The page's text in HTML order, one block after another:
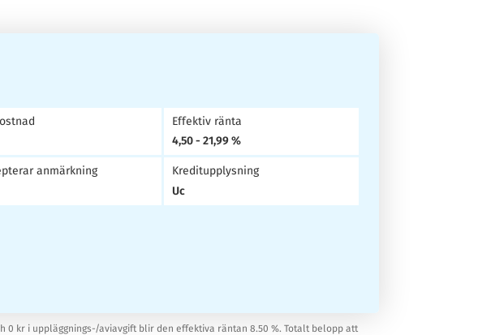
Effektiv ränta
4,50 - 21,99 %
anmärkning
Kreditupplysning
Uc
0 kr i uppläggnings-/aviavgift blir den effektiva räntan 8.50 %. Totalt belopp att